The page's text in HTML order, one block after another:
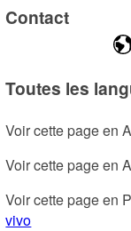
Contact
Toutes les
Voir cette page en
Voir cette page en
Voir cette page en
vivo